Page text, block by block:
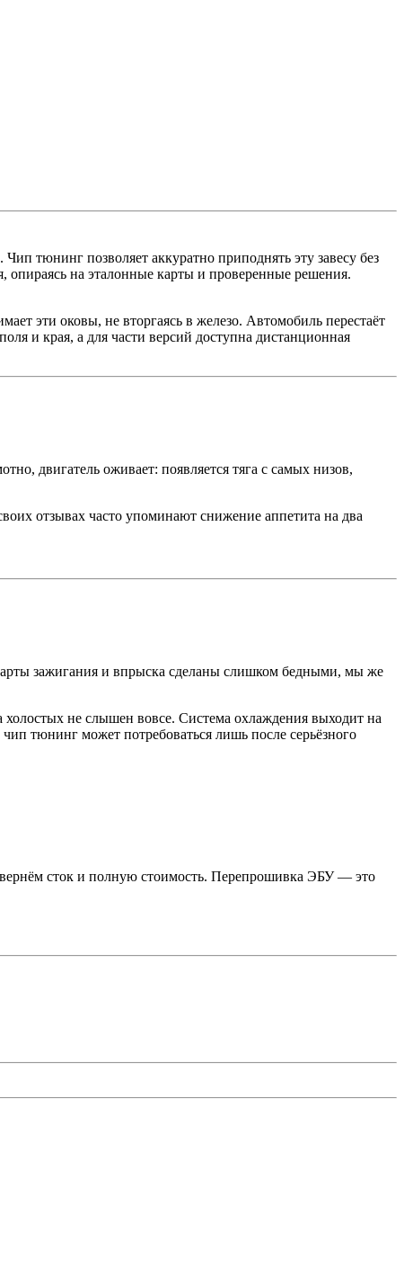
тюнинг позволяет аккуратно приподнять эту завесу без
на эталонные карты и проверенные решения.
эти оковы, не вторгаясь в железо. Автомобиль перестаёт
и края, а для части версий доступна дистанционная
двигатель оживает: появляется тяга с самых низов,
отзывах часто упоминают снижение аппетита на два
зажигания и впрыска сделаны слишком бедными, мы же
холостых не слышен вовсе. Система охлаждения выходит на
тюнинг может потребоваться лишь после серьёзного
сток и полную стоимость. Перепрошивка ЭБУ — это